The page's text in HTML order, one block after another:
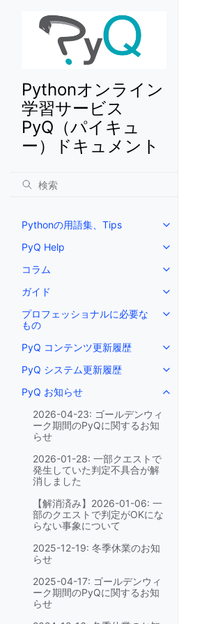
Pythonオンライン
学習サービス
PyQ（パイキュ
ー）ドキュメント
Pythonの用語集、Tips
PyQ Help
コラム
ガイド
プロフェッショナルに必要な
もの
PyQ コンテンツ更新履歴
PyQ システム更新履歴
PyQ お知らせ
2026-04-23: ゴールデンウィ
ーク期間のPyQに関するお知
らせ
2026-01-28: 一部クエストで
発生していた判定不具合が解
消しました
【解消済み】2026-01-06: 一
部のクエストで判定がOKにな
らない事象について
2025-12-19: 冬季休業のお知
らせ
2025-04-17: ゴールデンウィ
ーク期間のPyQに関するお知
らせ